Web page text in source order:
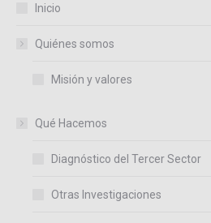
Inicio
Quiénes somos
Misión y valores
Qué Hacemos
Diagnóstico del Tercer Sector
Otras Investigaciones